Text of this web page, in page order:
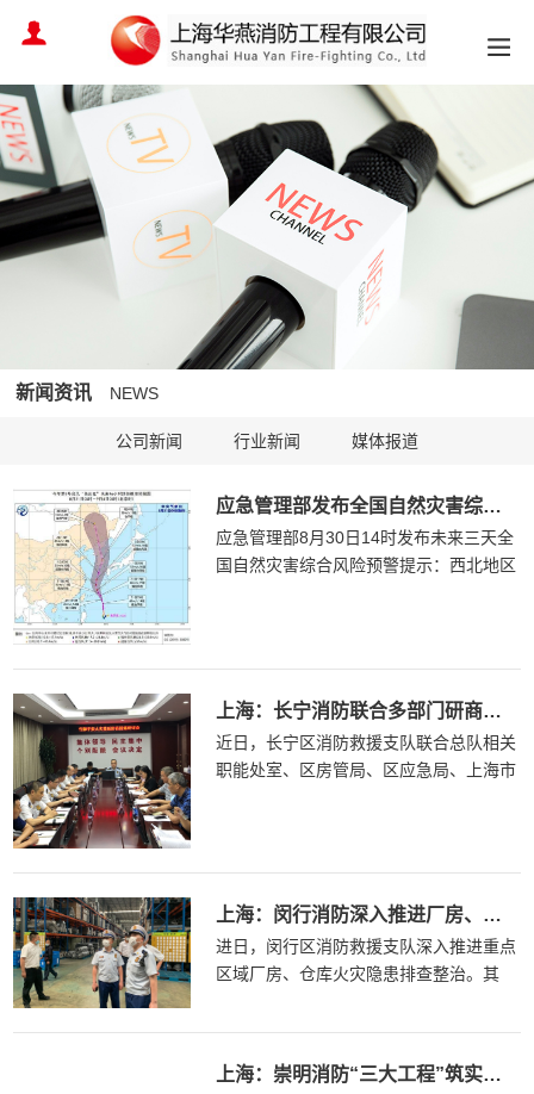
新闻资讯 NEWS
公司新闻 行业新闻 媒体报道
应急管理部发布全国自然灾害综合风险预警提示
应急管理部8月30日14时发布未来三天全
国自然灾害综合风险预警提示：西北地区
上海：长宁消防联合多部门研商竹脚手架火灾蔓延防范工作
近日，长宁区消防救援支队联合总队相关
职能处室、区房管局、区应急局、上海市
上海：闵行消防深入推进厂房、仓库火灾隐患排查整治
进日，闵行区消防救援支队深入推进重点
区域厂房、仓库火灾隐患排查整治。其
上海：崇明消防“三大工程”筑实基层建设前行之路